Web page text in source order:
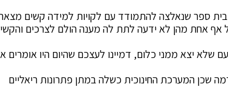
בית ספר שנאלצה להתמודד עם לקויות למידה קשים
אחת מהן לא ידעה לתת לה מענה הולם לצרכים
יצא ממני כלום, דמיינו לעצכם שהיום היו אומרים
כעוול, בשנות ה-90 נחשב לנורמה שכן המערכת החינוכית כשלה במתן פתרונות ריאליים